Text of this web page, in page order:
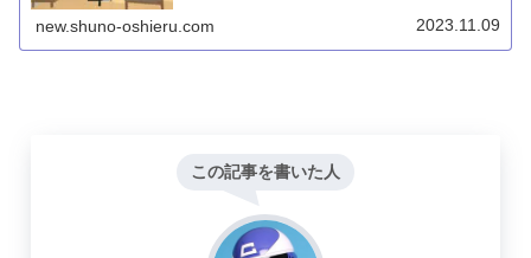
ビの高さを変える必要が生じることも。脚は1本脚のほう
が離着席しやすく、昇降式のほうが姿勢に合わせやすいと
new.shuno-oshieru.com 2023.11.09
この記事を書いた人